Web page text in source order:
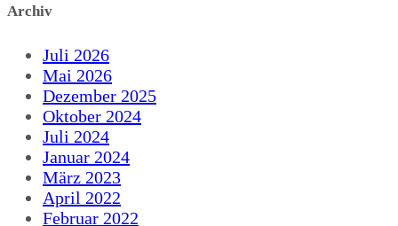
Archiv
Juli 2026
Mai 2026
Dezember 2025
Oktober 2024
Juli 2024
Januar 2024
März 2023
April 2022
Februar 2022